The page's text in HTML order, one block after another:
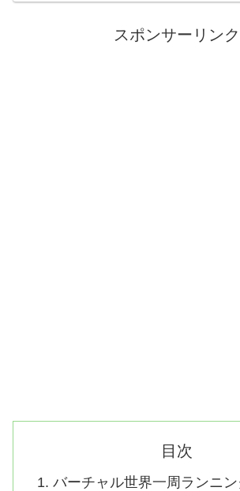
スポンサーリンク
目次
バーチャル世界一周ランニ